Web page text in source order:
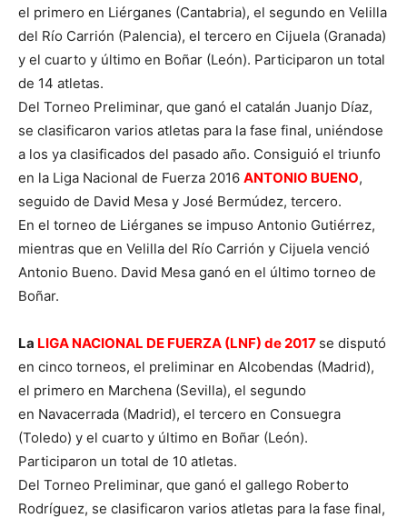
el primero en Liérganes (Cantabria), el segundo en Velilla
del Río Carrión (Palencia), el tercero en Cijuela (Granada)
y el cuarto y último en Boñar (León). Participaron un total
de 14 atletas.
Del Torneo Preliminar, que ganó el catalán Juanjo Díaz,
se clasificaron varios atletas para la fase final, uniéndose
a los ya clasificados del pasado año. Consiguió el triunfo
en la Liga Nacional de Fuerza 2016 ANTONIO BUENO,
seguido de David Mesa y José Bermúdez, tercero.
En el torneo de Liérganes se impuso Antonio Gutiérrez,
mientras que en Velilla del Río Carrión y Cijuela venció
Antonio Bueno. David Mesa ganó en el último torneo de
Boñar.
La LIGA NACIONAL DE FUERZA (LNF) de 2017 se disputó
en cinco torneos, el preliminar en Alcobendas (Madrid),
el primero en Marchena (Sevilla), el segundo
en Navacerrada (Madrid), el tercero en Consuegra
(Toledo) y el cuarto y último en Boñar (León).
Participaron un total de 10 atletas.
Del Torneo Preliminar, que ganó el gallego Roberto
Rodríguez, se clasificaron varios atletas para la fase final,